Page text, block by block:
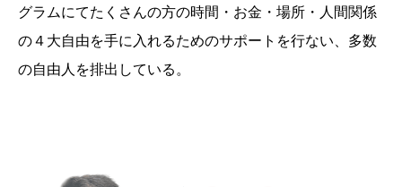
グラムにてたくさんの方の時間・お金・場所・人間関係
の４大自由を手に入れるためのサポートを行ない、多数
の自由人を排出している。